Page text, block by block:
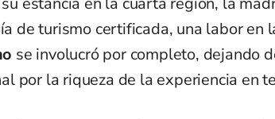
de turismo certificada, una labor en
se involucró por completo, dejando
por la riqueza de la experiencia en